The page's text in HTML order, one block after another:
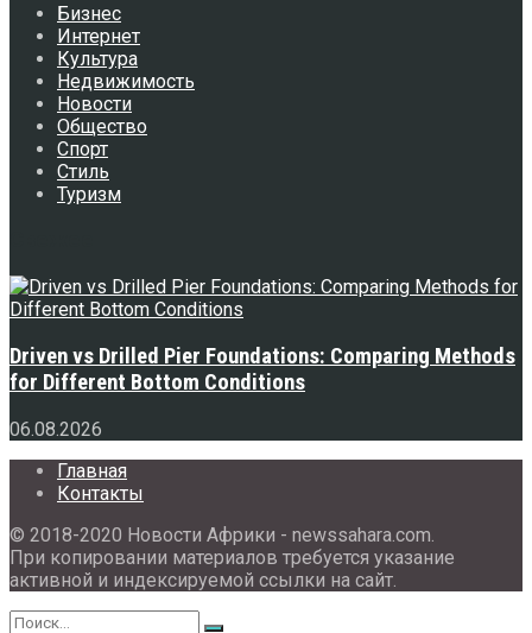
Бизнес
Интернет
Культура
Недвижимость
Новости
Общество
Спорт
Стиль
Туризм
Driven vs Drilled Pier Foundations: Comparing Methods
for Different Bottom Conditions
06.08.2026
Главная
Контакты
© 2018-2020 Новости Африки - newssahara.com.
При копировании материалов требуется указание
активной и индексируемой ссылки на сайт.